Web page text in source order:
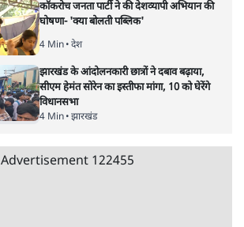
कॉकरोच जनता पार्टी ने की देशव्यापी अभियान की
घोषणा- 'क्या बोलती पब्लिक'
4 Min• देश
झारखंड के आंदोलनकारी छात्रों ने दबाव बढ़ाया,
सीएम हेमंत सोरेन का इस्तीफा मांगा, 10 को घेरेंगे
विधानसभा
4 Min• झारखंड
Advertisement 122455